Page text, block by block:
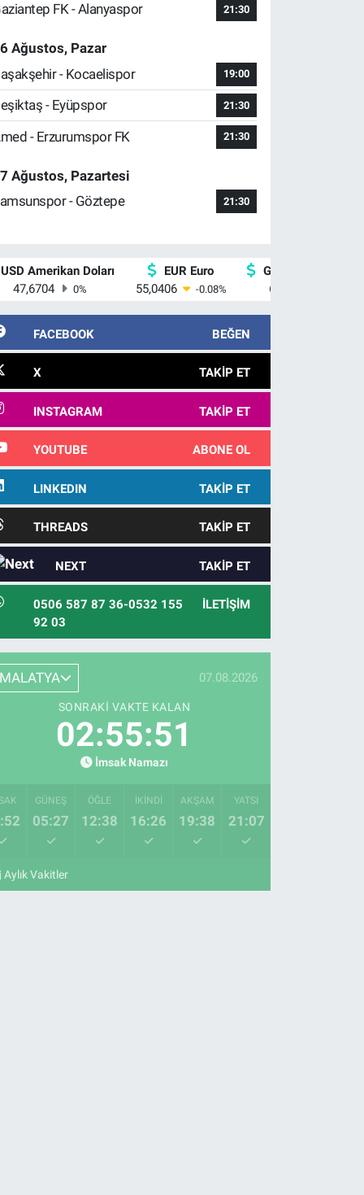
FK - Alanyaspor 21:30
Ağustos, Pazar
- Kocaelispor
19:00
- Eyüpspor 21:30
- Erzurumspor FK 21:30
Ağustos, Pazartesi
- Göztepe
21:30
USD Amerikan Doları
47,6704
0%
EUR Euro
55,0406
-0.08%
GBP İngiliz
64,2143
FACEBOOK BEĞEN
X TAKIP ET
INSTAGRAM TAKIP ET
YOUTUBE ABONE OL
LINKEDIN TAKIP ET
THREADS TAKIP ET
NEXT TAKIP ET
0506 587 87 36-0532 155
92 03
İLETIŞIM
07.08.2026
SONRAKI VAKTE KALAN
02:55:50
İmsak Namazı
GÜNEŞ
05:27
ÖĞLE
12:38
İKINDI
16:26
AKŞAM
19:38
YATSI
21:07
Aylık Vakitler